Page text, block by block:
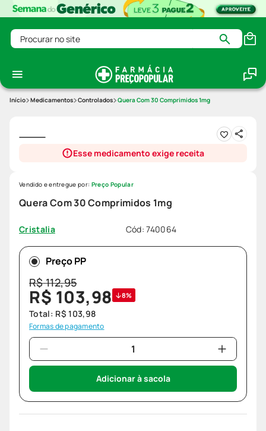
Procurar no site
Medicamentos Controlados Quera Com 30 Comprimidos 1mg
Esse medicamento exige receita
Quera Com 30 Comprimidos 1mg
Cristalia Cód:740064
Vendido e entregue por: Preço Popular
Preço PP
R$112,95
R$ 103,98 8%
Total: R$ 103,98
Formas de pagamento
Adicionar à sacola